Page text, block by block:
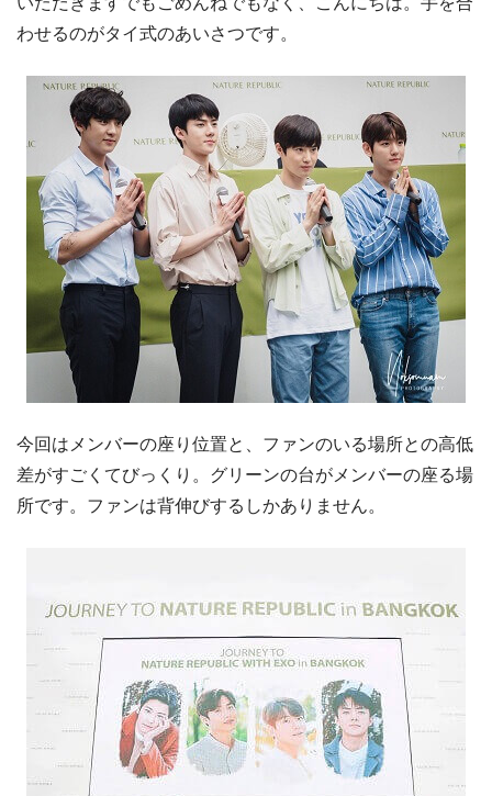
わせるのがタイ式のあいさつです。
今回はメンバーの座り位置と、ファンのいる場所との高低
差がすごくてびっくり。グリーンの台がメンバーの座る場
所です。ファンは背伸びするしかありません。